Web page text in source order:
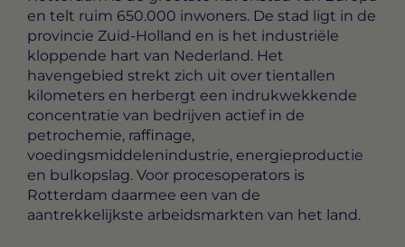
en telt ruim 650.000 inwoners. De stad ligt in de
provincie Zuid-Holland en is het industriële
kloppende hart van Nederland. Het
havengebied strekt zich uit over tientallen
kilometers en herbergt een indrukwekkende
concentratie van bedrijven actief in de
petrochemie, raffinage,
voedingsmiddelenindustrie, energieproductie
en bulkopslag. Voor procesoperators is
Rotterdam daarmee een van de
aantrekkelijkste arbeidsmarkten van het land.